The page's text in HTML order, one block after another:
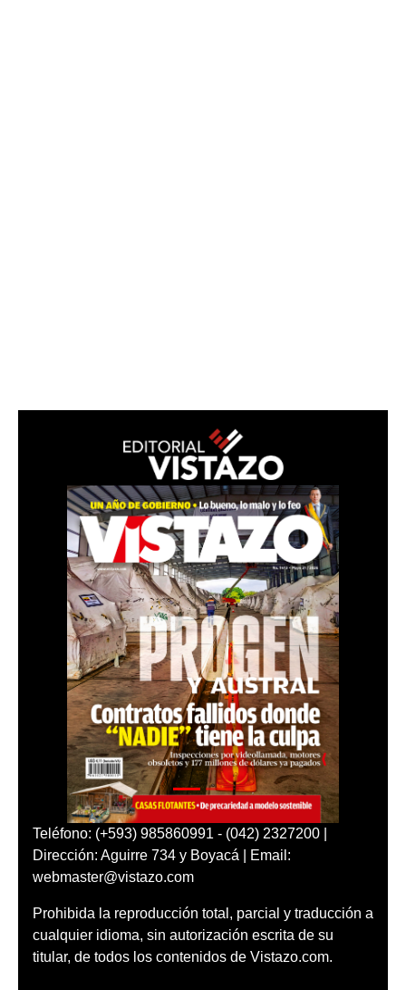
Teléfono: (+593) 985860991 - (042) 2327200 |
Dirección: Aguirre 734 y Boyacá | Email:
webmaster@vistazo.com
Prohibida la reproducción total, parcial y traducción a
cualquier idioma, sin autorización escrita de su
titular, de todos los contenidos de Vistazo.com.